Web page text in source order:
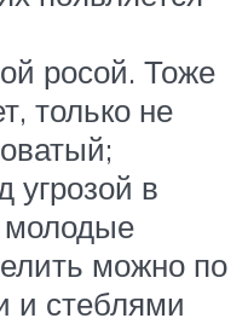
росой. Тоже
только не
угрозой в
молодые
можно по
и стеблями